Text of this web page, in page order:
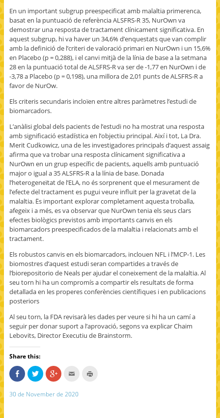
En un important subgrup preespecificat amb malaltia primerenca,
basat en la puntuació de referència ALSFRS-R 35, NurOwn va
demostrar una resposta de tractament clínicament significativa. En
aquest subgrup, hi va haver un 34,6% d’enquestats que van complir
amb la definició de l’criteri de valoració primari en NurOwn i un 15,6%
en Placebo (p = 0,288), i el canvi mitjà de la línia de base a la setmana
28 en la puntuació total de ALSFRS-R va ser de -1,77 en NurOwn i de
-3,78 a Placebo (p = 0,198), una millora de 2,01 punts de ALSFRS-R a
favor de NurOw.
Els criteris secundaris incloïen entre altres paràmetres l’estudi de
biomarcadors.
L’anàlisi global dels pacients de l’estudi no ha mostrat una resposta
amb significació estadística en l’objectiu principal. Així i tot, La Dra.
Merit Cudkowicz, una de les investigadores principals d’aquest assaig
afirma que va trobar una resposta clínicament significativa a
NurOwn en un grup específic de pacients, aquells amb puntuació
major o igual a 35 ALSFRS-R a la línia de base. Donada
l’heterogeneïtat de l’ELA, no és sorprenent que el mesurament de
l’efecte del tractament es pugui veure influït per la gravetat de la
malaltia. Ës important explorar completament aquesta troballa,
afegeix i a més, es va observar que NurOwn tenia els seus clars
efectes biològics previstos amb importants canvis en els
biomarcadors preespecificados de la malaltia i relacionats amb el
tractament.
Els robustos canvis en els biomarcadors, inclouen NFL i l’MCP-1. Les
biomostres d’aquest estudi seran compartides a través de
l’biorepositorio de Neals per ajudar el coneixement de la malaltia. Al
seu torn hi ha un compromís a compartir els resultats de forma
detallada en les properes conferències científiques i en publicacions
posteriors
Al seu torn, la FDA revisarà les dades per veure si hi ha un camí a
seguir per donar suport a l’aprovació, segons va explicar Chaim
Lebovits, Director Executiu de Brainstorm.
Share this:
S
h
e
C
l
k
C
l
c
k
c
k
30 de November de 2020